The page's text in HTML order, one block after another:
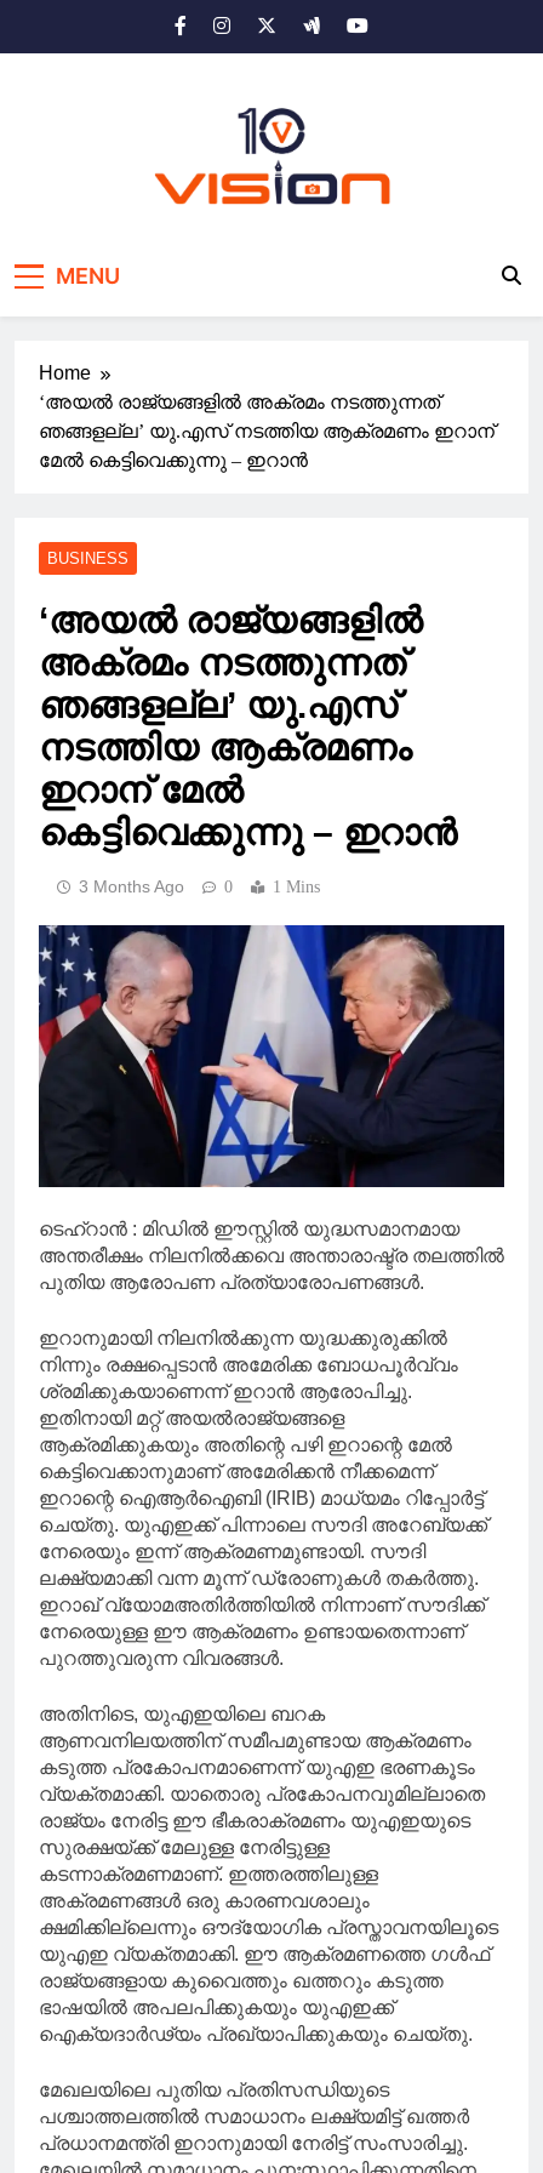
MENU
Home
‘അയൽ രാജ്യങ്ങളിൽ അക്രമം നടത്തുന്നത്
ഞങ്ങളല്ല’ യു.എസ് നടത്തിയ ആക്രമണം ഇറാന്
മേൽ കെട്ടിവെക്കുന്നു – ഇറാൻ
BUSINESS
‘അയൽ രാജ്യങ്ങളിൽ
അക്രമം നടത്തുന്നത്
ഞങ്ങളല്ല’ യു.എസ്
നടത്തിയ ആക്രമണം
ഇറാന് മേൽ
കെട്ടിവെക്കുന്നു – ഇറാൻ
3 Months Ago 0 1 Mins
ടെഹ്റാൻ : മിഡില്‍ ഈസ്റ്റില്‍ യുദ്ധസമാനമായ
അന്തരീക്ഷം നിലനില്‍ക്കവെ അന്താരാഷ്ട്ര തലത്തില്‍
പുതിയ ആരോപണ പ്രത്യാരോപണങ്ങള്‍.
ഇറാനുമായി നിലനില്‍ക്കുന്ന യുദ്ധക്കുരുക്കില്‍
നിന്നും രക്ഷപ്പെടാൻ അമേരിക്ക ബോധപൂർവ്വം
ശ്രമിക്കുകയാണെന്ന് ഇറാൻ ആരോപിച്ചു.
ഇതിനായി മറ്റ് അയല്‍രാജ്യങ്ങളെ
ആക്രമിക്കുകയും അതിന്റെ പഴി ഇറാന്റെ മേല്‍
കെട്ടിവെക്കാനുമാണ് അമേരിക്കൻ നീക്കമെന്ന്
ഇറാന്റെ ഐആർഐബി (IRIB) മാധ്യമം റിപ്പോർട്ട്
ചെയ്തു. യുഎഇക്ക് പിന്നാലെ സൗദി അറേബ്യക്ക്
നേരെയും ഇന്ന് ആക്രമണമുണ്ടായി. സൗദി
ലക്ഷ്യമാക്കി വന്ന മൂന്ന് ഡ്രോണുകള്‍ തകർത്തു.
ഇറാഖ് വ്യോമഅതിർത്തിയില്‍ നിന്നാണ് സൗദിക്ക്
നേരെയുള്ള ഈ ആക്രമണം ഉണ്ടായതെന്നാണ്
പുറത്തുവരുന്ന വിവരങ്ങള്‍.
അതിനിടെ, യുഎഇയിലെ ബറക
ആണവനിലയത്തിന് സമീപമുണ്ടായ ആക്രമണം
കടുത്ത പ്രകോപനമാണെന്ന് യുഎഇ ഭരണകൂടം
വ്യക്തമാക്കി. യാതൊരു പ്രകോപനവുമില്ലാതെ
രാജ്യം നേരിട്ട ഈ ഭീകരാക്രമണം യുഎഇയുടെ
സുരക്ഷയ്ക്ക് മേലുള്ള നേരിട്ടുള്ള
കടന്നാക്രമണമാണ്. ഇത്തരത്തിലുള്ള
അക്രമണങ്ങള്‍ ഒരു കാരണവശാലും
ക്ഷമിക്കില്ലെന്നും ഔദ്യോഗിക പ്രസ്താവനയിലൂടെ
യുഎഇ വ്യക്തമാക്കി. ഈ ആക്രമണത്തെ ഗള്‍ഫ്
രാജ്യങ്ങളായ കുവൈത്തും ഖത്തറും കടുത്ത
ഭാഷയില്‍ അപലപിക്കുകയും യുഎഇക്ക്
ഐക്യദാർഢ്യം പ്രഖ്യാപിക്കുകയും ചെയ്തു.
മേഖലയിലെ പുതിയ പ്രതിസന്ധിയുടെ
പശ്ചാത്തലത്തില്‍ സമാധാനം ലക്ഷ്യമിട്ട് ഖത്തർ
പ്രധാനമന്ത്രി ഇറാനുമായി നേരിട്ട് സംസാരിച്ചു.